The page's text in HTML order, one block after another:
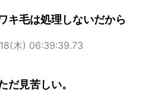
キ毛は処理しないだから
木) 06:39:39.73
だ見苦しい。